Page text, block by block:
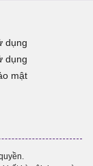
dụng
dụng
mật